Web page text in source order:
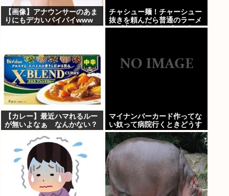
【画像】アナウンサーのあま
りにもデカいパイパイwww
チャシュー麺！チャーシュー
抜きを頼んだら普通のラーメ
ンが出てきたんだが、これっ
【カレー】最近ハマれるルー
が無いよなぁ なんかない？
マイナンバーカード作ってな
い奴って病院行くときどうす
んの